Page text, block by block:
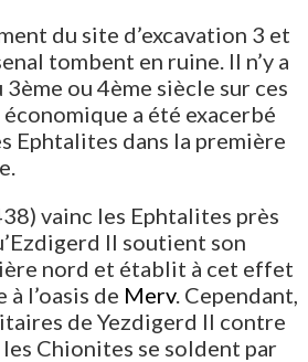
du site d’excavation 3 et
tombent en ruine. Il n’y a
ou 4ème siècle sur ces
a été exacerbé
Ephtalites dans la première
vainc les Ephtalites près
II soutient son
nord et établit à cet effet
l’oasis de Merv. Cependant,
de Yezdigerd II contre
Chionites se soldent par